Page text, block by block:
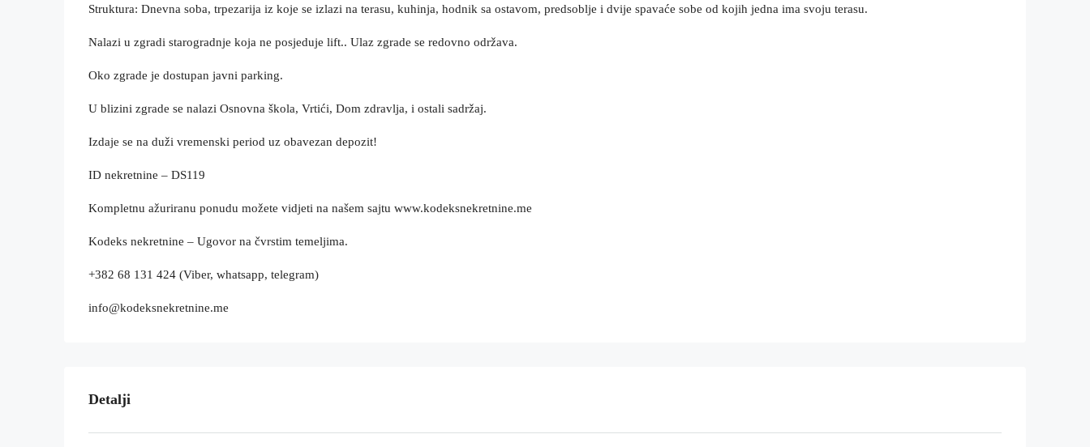
Struktura: Dnevna soba, trpezarija iz koje se izlazi na terasu, kuhinja, hodnik sa ostavom, predsoblje i dvije spavaće sobe od kojih jedna ima svoju terasu.
Nalazi u zgradi starogradnje koja ne posjeduje lift.. Ulaz zgrade se redovno održava.
Oko zgrade je dostupan javni parking.
U blizini zgrade se nalazi Osnovna škola, Vrtići, Dom zdravlja, i ostali sadržaj.
Izdaje se na duži vremenski period uz obavezan depozit!
ID nekretnine – DS119
Kompletnu ažuriranu ponudu možete vidjeti na našem sajtu www.kodeksnekretnine.me
Kodeks nekretnine – Ugovor na čvrstim temeljima.
+382 68 131 424 (Viber, whatsapp, telegram)
info@kodeksnekretnine.me
Detalji